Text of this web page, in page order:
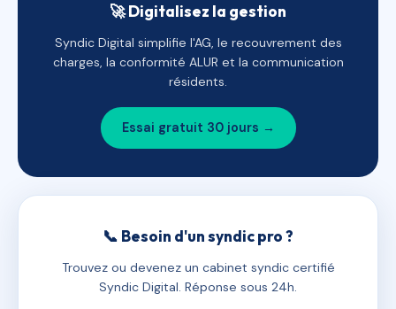
🚀 Digitalisez la gestion
Syndic Digital simplifie l'AG, le recouvrement des
charges, la conformité ALUR et la communication
résidents.
Essai gratuit 30 jours →
📞 Besoin d'un syndic pro ?
Trouvez ou devenez un cabinet syndic certifié
Syndic Digital. Réponse sous 24h.